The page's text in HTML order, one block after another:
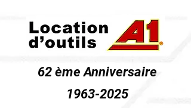
62 ème Anniversaire
1963-2025